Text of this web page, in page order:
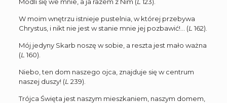
W moim wnętrzu istnieje pustelnia, w której przebywa
Chrystus, i nikt nie jest w stanie mnie jej pozbawić!… (L 162).
Mój jedyny Skarb noszę w sobie, a reszta jest mało ważna
(L 160).
Niebo, ten dom naszego ojca, znajduje się w centrum
naszej duszy! (L 239).
Trójca Święta jest naszym mieszkaniem, naszym domem,